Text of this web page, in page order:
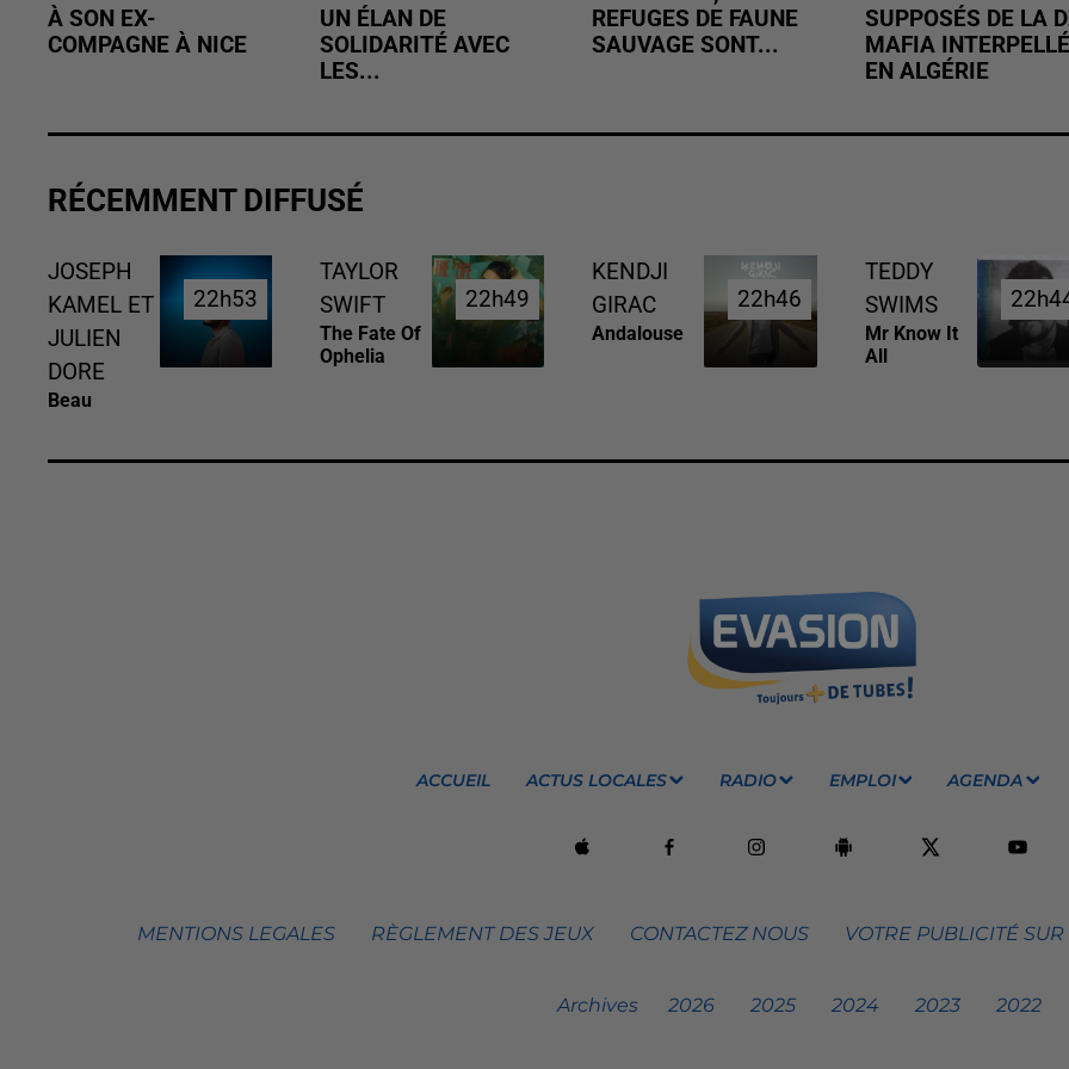
À SON EX-
COMPAGNE À NICE
UN ÉLAN DE
SOLIDARITÉ AVEC
LES...
REFUGES DE FAUNE
SAUVAGE SONT...
SUPPOSÉS DE LA
MAFIA INTERPELLÉ
EN ALGÉRIE
RÉCEMMENT DIFFUSÉ
JOSEPH
KAMEL ET
JULIEN
DORE
Beau
22h53
22h53
TAYLOR
SWIFT
The Fate Of
Ophelia
22h49
22h49
KENDJI
GIRAC
Andalouse
22h46
22h46
TEDDY
SWIMS
Mr Know It
All
ACCUEIL ACTUS LOCALES RADIO EMPLOI AGENDA
MENTIONS LEGALES RÈGLEMENT DES JEUX CONTACTEZ NOUS VOTRE PUBLICITÉ
Archives 2026 2025 2024 2023 2022